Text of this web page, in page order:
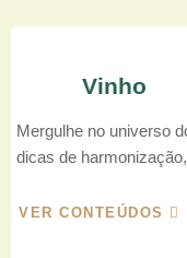
Vinho
Mergulhe no universo
dicas de
VER CONTEÚDOS